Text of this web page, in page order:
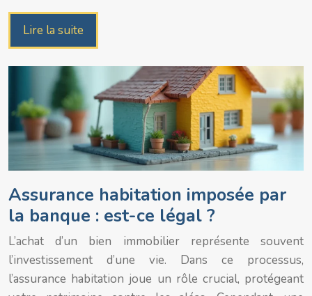
Lire la suite
Assurance habitation imposée par
la banque : est-ce légal ?
L’achat d’un bien immobilier représente souvent
l’investissement d’une vie. Dans ce processus,
l’assurance habitation joue un rôle crucial, protégeant